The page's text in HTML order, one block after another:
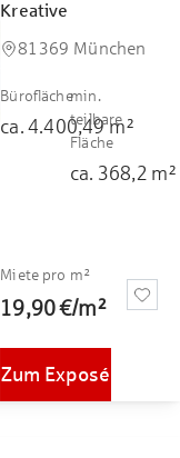
Kreative
81369 München
Bürofläche
ca. 4.400,49 m²
min.
teilbare
Fläche
ca. 368,2 m²
Miete pro m²
19,90 €/m²
Zum Exposé